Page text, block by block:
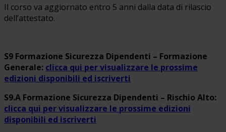
Il corso va aggiornato entro 5 anni dalla data di rilascio
dell’attestato.
S9 Formazione Sicurezza Dipendenti – Formazione
Generale: clicca qui per visualizzare le prossime
edizioni disponibili ed iscriverti
S9.A Formazione Sicurezza Dipendenti – Rischio Alto:
clicca qui per visualizzare le prossime edizioni
disponibili ed iscriverti